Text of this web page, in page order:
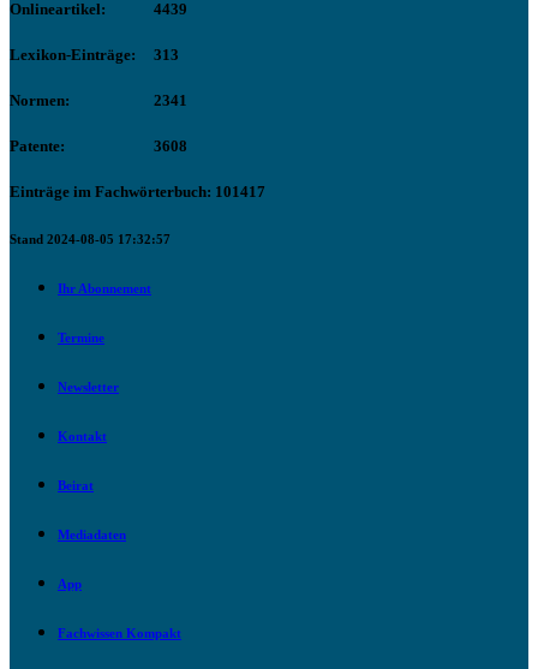
Onlineartikel: 4439
Lexikon-Einträge: 313
Normen: 2341
Patente: 3608
Einträge im Fachwörterbuch: 101417
Stand 2024-08-05 17:32:57
Ihr Abonnement
Termine
Newsletter
Kontakt
Beirat
Mediadaten
App
Fachwissen Kompakt